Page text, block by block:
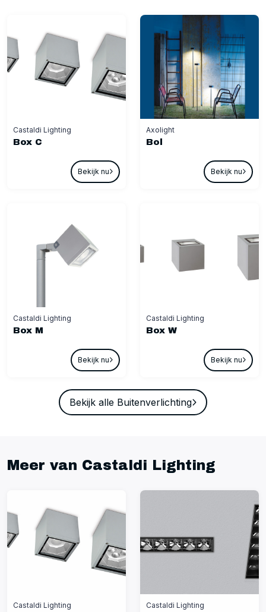
Castaldi Lighting
Box C
Bekijk nu
Axolight
Bol
Bekijk nu
Castaldi Lighting
Box M
Bekijk nu
Castaldi Lighting
Box W
Bekijk nu
Bekijk alle Buitenverlichting
Meer van Castaldi Lighting
Castaldi Lighting Castaldi Lighting